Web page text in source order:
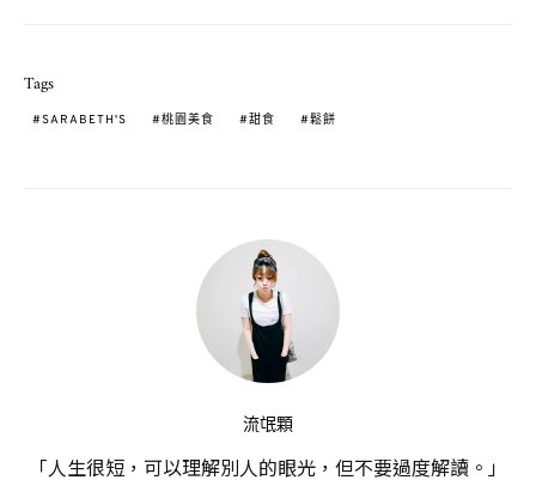
Tags
SARABETH'S 桃園美食 甜食 鬆餅
流氓顆
「人生很短，可以理解別人的眼光，但不要過度解讀。」